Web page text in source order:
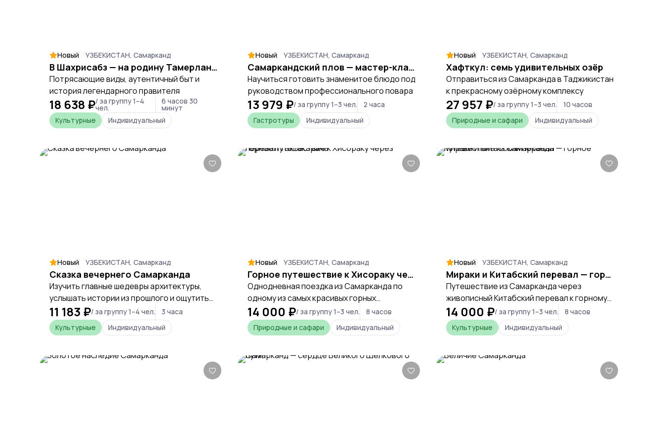
Новый УЗБЕКИСТАН, Самарканд
В Шахрисабз — на родину Тамерлана!
Потрясающие виды, аутентичный быт и
история легендарного правителя
18 638 ₽/ за группу 1–4
чел.
6 часов 30
минут
Культурные
Индивидуальный
Новый УЗБЕКИСТАН, Самарканд
Самаркандский плов — мастер-класс в гостях у узбекской семьи
Научиться готовить знаменитое блюдо под
руководством профессионального повара
13 979 ₽/ за группу 1–3 чел.
2 часа
Гастротуры
Индивидуальный
Новый УЗБЕКИСТАН, Самарканд
Хафткул: семь удивительных озёр
Отправиться из Самарканда в Таджикистан
к прекрасному озёрному комплексу
27 957 ₽/ за группу 1–3 чел.
10 часов
Природные и сафари
Индивидуальный
Новый УЗБЕКИСТАН, Самарканд
Сказка вечернего Самарканда
Изучить главные шедевры архитектуры,
услышать истории из прошлого и ощутить
сумеречную магию Востока
11 183 ₽/ за группу 1–4 чел.
3 часа
Культурные
Индивидуальный
Новый УЗБЕКИСТАН, Самарканд
Горное путешествие к Хисораку через перевал Тахтакарача
Однодневная поездка из Самарканда по
одному из самых красивых горных
маршрутов Узбекистана. Вас ждут
перевалы, панорамные виды, чистый горный
воздух и отдых у живописного
14 000 ₽/ за группу 1–3 чел.
8 часов
Природные и сафари
Индивидуальный
Новый УЗБЕКИСТАН, Самарканд
Мираки и Китабский перевал — горное путешествие из Самарканда
Путешествие из Самарканда через
живописный Китабский перевал к горному
водохранилищу Хисорак. Экскурсия
сочетает красивые панорамы, горные
дороги, природу и атмосферу настоящего
маршрутов.
14 000 ₽/ за группу 1–3 чел.
8 часов
Культурные
Индивидуальный